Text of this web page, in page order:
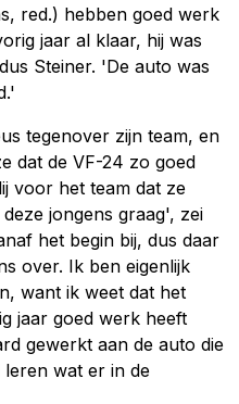
red.) hebben goed werk
jaar al klaar, hij was
Steiner. 'De auto was
tegenover zijn team, en
dat de VF-24 zo goed
voor het team dat ze
jongens graag', zei
het begin bij, dus daar
over. Ik ben eigenlijk
want ik weet dat het
jaar goed werk heeft
gewerkt aan de auto die
leren wat er in de